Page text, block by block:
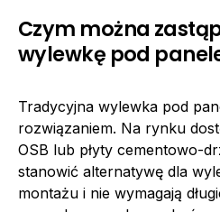
Czym można
wylewkę pod
Tradycyjna wylewka pod
rozwiązaniem. Na rynku
OSB lub płyty cementowo-
stanowić alternatywę dla
montażu i nie wymagają